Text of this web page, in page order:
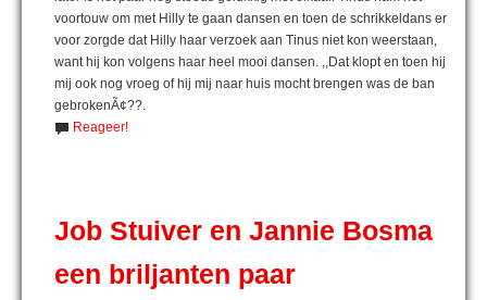
voortouw om met Hilly te gaan dansen en toen de schrikkeldans er
voor zorgde dat Hilly haar verzoek aan Tinus niet kon weerstaan,
want hij kon volgens haar heel mooi dansen. ,,Dat klopt en toen hij
mij ook nog vroeg of hij mij naar huis mocht brengen was de ban
gebrokenÃ¢??.
Reageer!
Job Stuiver en Jannie Bosma
een briljanten paar